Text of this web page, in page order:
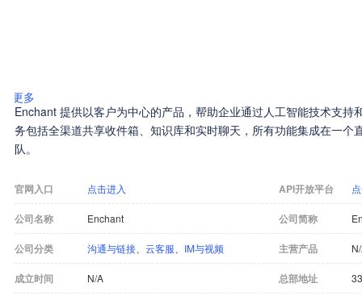
更多
Enchant 提供以客户为中心的产品，帮助企业通过人工智能技术支持
务包括全渠道共享收件箱、知识库和实时聊天，所有功能集成在一个
队。
官网入口 点击进入 API开放平台
公司名称 Enchant 公司简称
公司分类 沟通与链接 云客服 IM与视频 主营产品
成立时间 N/A 总部地址